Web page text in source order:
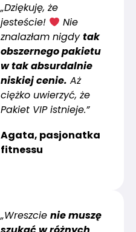
„Dziękuję, że
jesteście!
Nie
znalazłam nigdytak
obszernego pakietu
w tak absurdalnie
niskiej cenie. Aż
ciężko uwierzyć, że
Pakiet VIP istnieje.”
Agata, pasjonatka
fitnessu
„Wreszcie nie muszę